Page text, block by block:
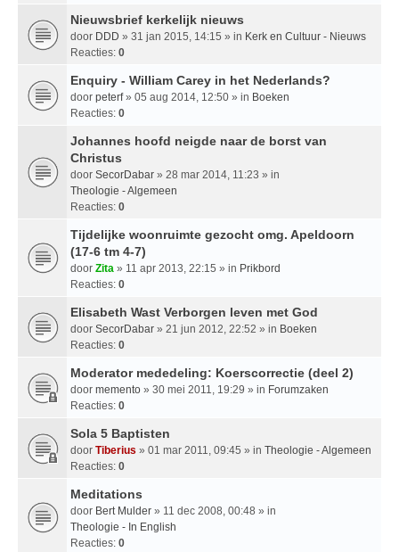
Nieuwsbrief kerkelijk nieuws
door DDD » 31 jan 2015, 14:15 » in Kerk en Cultuur - Nieuws
Reacties: 0
Enquiry - William Carey in het Nederlands?
door peterf» 05 aug 2014, 12:50 » in Boeken
Reacties: 0
Johannes hoofd neigde naar de borst van
Christus
door SecorDabar » 28 mar 2014, 11:23 » in
Theologie - Algemeen
Reacties: 0
Tijdelijke woonruimte gezocht omg. Apeldoorn
(17-6 tm 4-7)
door Zita » 11 apr 2013, 22:15 » in Prikbord
Reacties: 0
Elisabeth Wast Verborgen leven met God
door SecorDabar » 21 jun 2012, 22:52 » in Boeken
Reacties: 0
Moderator mededeling: Koerscorrectie (deel 2)
door memento » 30 mei 2011, 19:29 » in Forumzaken
Reacties: 0
Sola 5 Baptisten
door Tiberius » 01 mar 2011, 09:45 » in Theologie - Algemeen
Reacties: 0
Meditations
door Bert Mulder » 11 dec 2008, 00:48 » in
Theologie - In English
Reacties: 0